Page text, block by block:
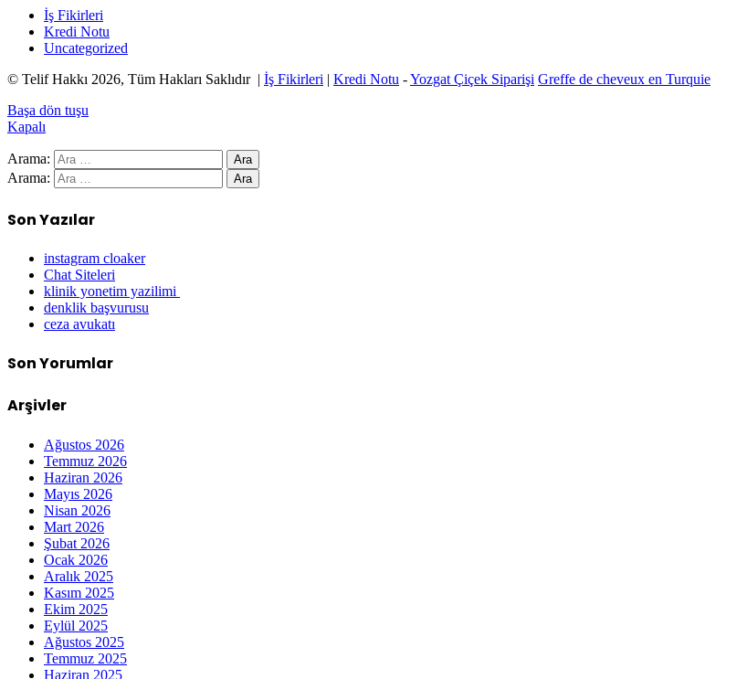
İş Fikirleri
Kredi Notu
Uncategorized
© Telif Hakkı 2026, Tüm Hakları Saklıdır | İş Fikirleri | Kredi Notu -Yozgat Çiçek Siparişi Greffe de cheveux en Turquie
Başa dön tuşu
Kapalı
Arama:
Arama:
Son Yazılar
instagram cloaker
Chat Siteleri
klinik yonetim yazilimi
denklik başvurusu
ceza avukatı
Son Yorumlar
Arşivler
Ağustos 2026
Temmuz 2026
Haziran 2026
Mayıs 2026
Nisan 2026
Mart 2026
Şubat 2026
Ocak 2026
Aralık 2025
Kasım 2025
Ekim 2025
Eylül 2025
Ağustos 2025
Temmuz 2025
Haziran 2025